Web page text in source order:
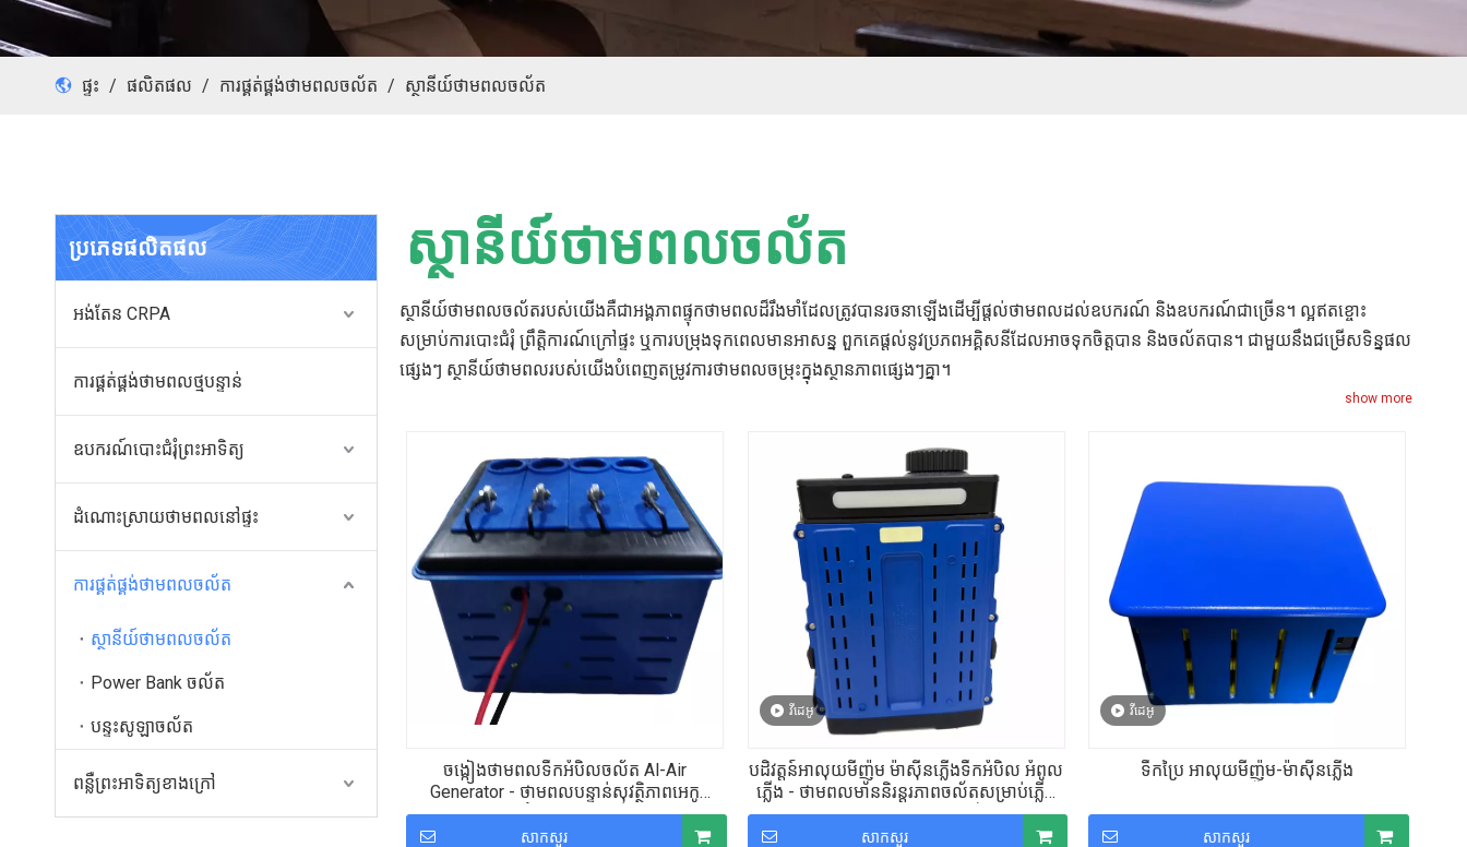
ផ្ទះ / ផលិតផល / ការផ្គត់ផ្គង់ថាមពលចល័ត / ស្ថានីយ៍ថាមពលចល័ត
ប្រភេទផលិតផល
អង់តែន CRPA
ការផ្គត់ផ្គង់ថាមពលថ្មបន្ទាន់
ឧបករណ៍បោះជំរុំព្រះអាទិត្យ
ដំណោះស្រាយថាមពលនៅផ្ទះ
ការផ្គត់ផ្គង់ថាមពលចល័ត
ស្ថានីយ៍ថាមពលចល័ត
Power Bank ចល័ត
បន្ទះសូឡាចល័ត
ពន្លឺព្រះអាទិត្យខាងក្រៅ
ស្ថានីយ៍ថាមពលចល័ត
ស្ថានីយ៍ថាមពលចល័តរបស់យើងគឺជាអង្គភាពផ្ទុកថាមពលដ៏រឹងមាំដែលត្រូវបានរចនាឡើងដើម្បីផ្តល់ថាមពលដល់ឧបករណ៍ និងឧបករណ៍ជាច្រើន។ ល្អឥតខ្ចោះ
សម្រាប់ការបោះជំរុំ ព្រឹត្តិការណ៍ក្រៅផ្ទះ ឬការបម្រុងទុកពេលមានអាសន្ន ពួកគេផ្តល់នូវប្រភពអគ្គិសនីដែលអាចទុកចិត្តបាន និងចល័តបាន។ ជាមួយនឹងជម្រើសទិន្នផល
ផ្សេងៗ ស្ថានីយ៍ថាមពលរបស់យើងបំពេញតម្រូវការថាមពលចម្រុះក្នុងស្ថានភាពផ្សេងៗគ្នា។
show more
ចង្កៀងថាមពលទឹកអំបិលចល័ត Al-Air
Generator - ថាមពលបន្ទាន់សុវត្ថិភាពអេកូ
សម្រាប់ការបោះជំរុំនេសាទ ការប្រើប្រាស់សង្គ្រោះ
បន្ទាន់
សាកសួរ
វីដេអូ
បដិវត្តន៍អាលុយមីញ៉ូម ម៉ាស៊ីនភ្លើងទឹកអំបិល អំពូល
ភ្លើង - ថាមពលមាននិរន្តរភាពចល័តសម្រាប់ភ្លើង
អាសន្ន និងការសាកថ្មចល័ត
សាកសួរ
វីដេអូ
ទឹកប្រៃ អាលុយមីញ៉ូម-ម៉ាស៊ីនភ្លើង
សាកសួរ